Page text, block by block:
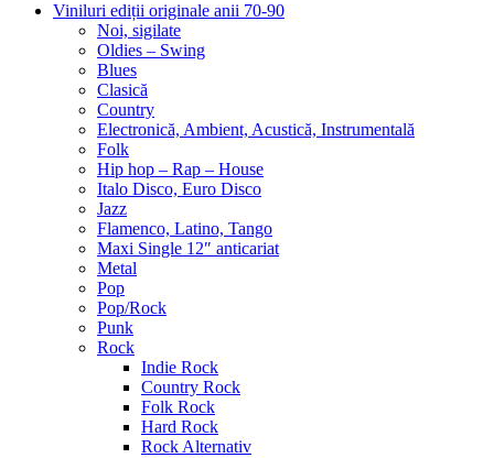
Viniluri ediții originale anii 70-90
Noi, sigilate
Oldies – Swing
Blues
Clasică
Country
Electronică, Ambient, Acustică, Instrumentală
Folk
Hip hop – Rap – House
Italo Disco, Euro Disco
Jazz
Flamenco, Latino, Tango
Maxi Single 12″ anticariat
Metal
Pop
Pop/Rock
Punk
Rock
Indie Rock
Country Rock
Folk Rock
Hard Rock
Rock Alternativ